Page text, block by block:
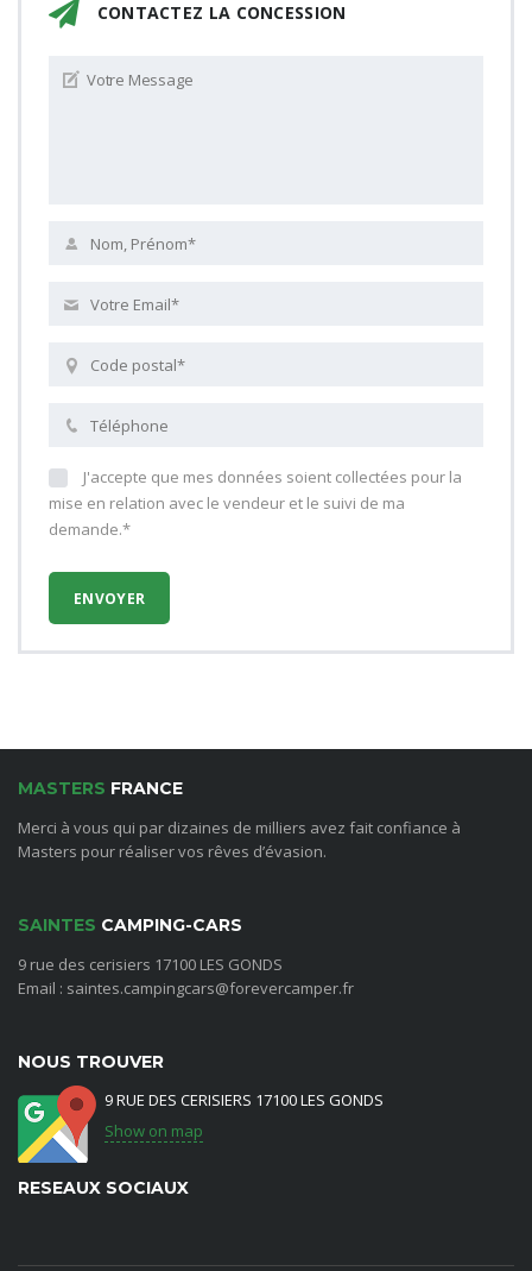
CONTACTEZ LA CONCESSION
J'accepte que mes données soient collectées pour la
mise en relation avec le vendeur et le suivi de ma
demande.*
MASTERS FRANCE
Merci à vous qui par dizaines de milliers avez fait confiance à
Masters pour réaliser vos rêves d’évasion.
SAINTES CAMPING-CARS
9 rue des cerisiers 17100 LES GONDS
Email : saintes.campingcars@forevercamper.fr
NOUS TROUVER
9 RUE DES CERISIERS 17100 LES GONDS
Show on map
RESEAUX SOCIAUX